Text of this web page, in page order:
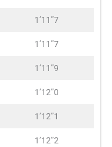
1’11”7
1’11”7
1’11”9
1’12”0
1’12”1
1’12”2